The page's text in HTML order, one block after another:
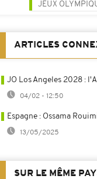
JEUX
ARTICLES
JO Los Angeles 2028 :
04/02 - 12:50
Espagne : Ossama
13/05/2025
SUR LE MÊME